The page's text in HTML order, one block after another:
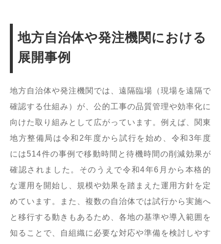
地方自治体や発注機関における
展開事例
地方自治体や発注機関では、遠隔臨場（現場を遠隔で
確認する仕組み）が、公的工事の品質管理や効率化に
向けた取り組みとして広がっています。例えば、関東
地方整備局は令和2年度から試行を始め、令和3年度
には514件の事例で移動時間と待機時間の削減効果が
確認されました。そのうえで令和4年6月から本格的
な運用を開始し、規模や効果を踏まえた運用方針を定
めています。また、複数の自治体では試行から実施へ
と移行する動きもあるため、各地の基準や導入範囲を
知ることで、自組織に必要な対応や準備を検討しやす